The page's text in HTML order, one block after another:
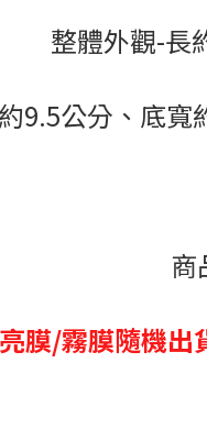
整體外觀-長
9.5公分、底
商
膜/霧膜隨機